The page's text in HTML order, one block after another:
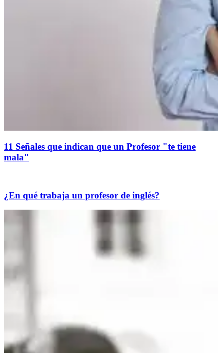
11 Señales que indican que un Profesor "te tiene
mala"
¿En qué trabaja un profesor de inglés?